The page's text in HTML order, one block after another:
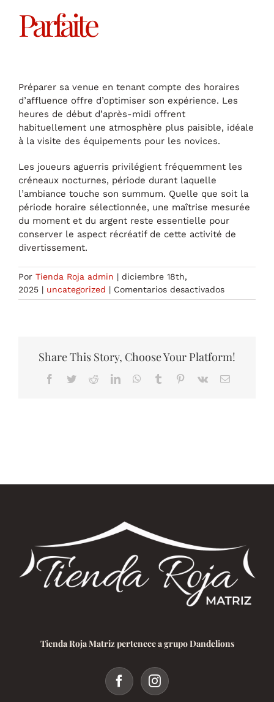
Parfaite
Préparer sa venue en tenant compte des horaires
d’affluence offre d’optimiser son expérience. Les
heures de début d’après-midi offrent
habituellement une atmosphère plus paisible, idéale
à la visite des équipements pour les novices.
Les joueurs aguerris privilégient fréquemment les
créneaux nocturnes, période durant laquelle
l’ambiance touche son summum. Quelle que soit la
période horaire sélectionnée, une maîtrise mesurée
du moment et du argent reste essentielle pour
conserver le aspect récréatif de cette activité de
divertissement.
Por Tienda Roja admin | diciembre 18th,
2025 | uncategorized | Comentarios desactivadosen
Ouverture
Guide
afin
Share This Story, Choose Your Platform!
Facebook
TwitterRedditLinkedInWhatsApp
Tumblr Pinterest
Vk
Correo
Tienda Roja Matriz pertenece a grupo Dandelions